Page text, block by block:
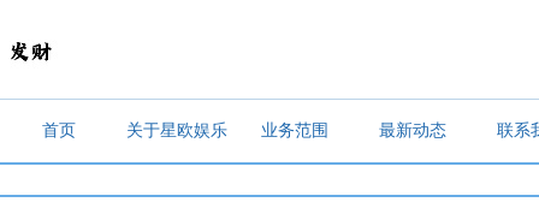
首页 关于星欧娱乐 业务范围 最新动态 联系